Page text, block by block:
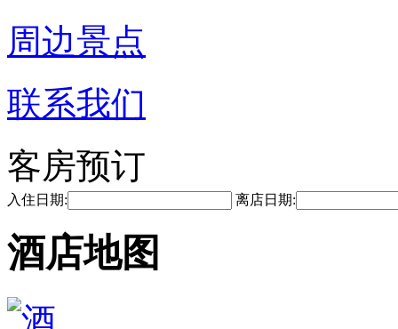
周边景点
联系我们
客房预订
入住日期: 离店日期:
酒店地图